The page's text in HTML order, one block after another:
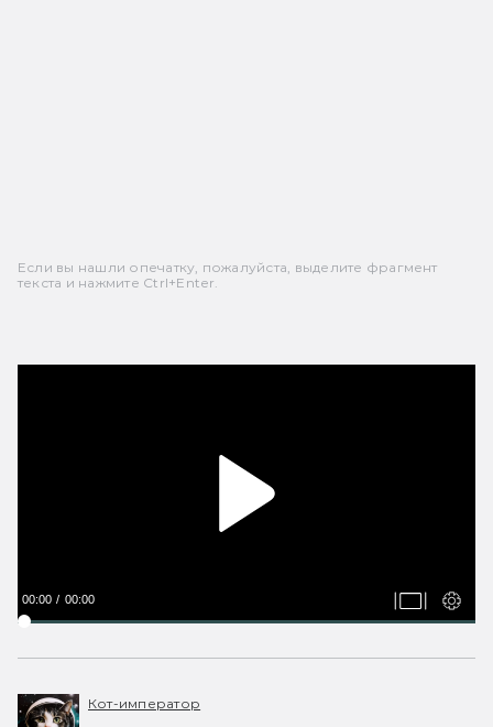
Если вы нашли опечатку, пожалуйста, выделите фрагмент
текста и нажмите Ctrl+Enter.
00:00 00:00
Кот-император